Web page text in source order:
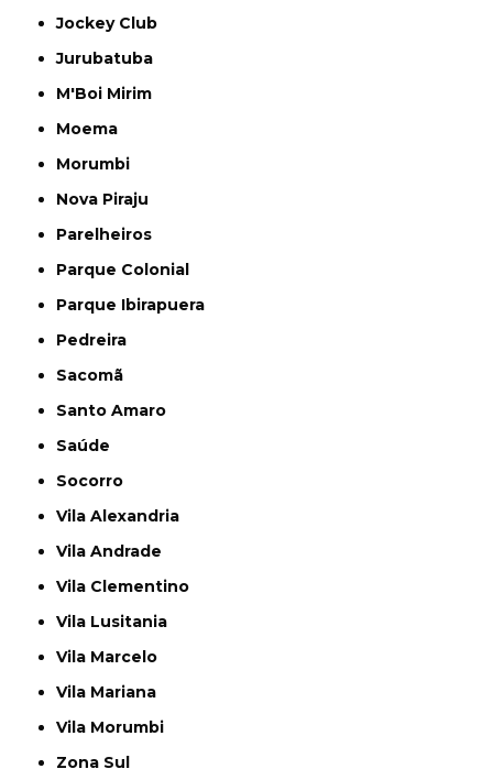
Jockey Club
Jurubatuba
M'Boi Mirim
Moema
Morumbi
Nova Piraju
Parelheiros
Parque Colonial
Parque Ibirapuera
Pedreira
Sacomã
Santo Amaro
Saúde
Socorro
Vila Alexandria
Vila Andrade
Vila Clementino
Vila Lusitania
Vila Marcelo
Vila Mariana
Vila Morumbi
Zona Sul